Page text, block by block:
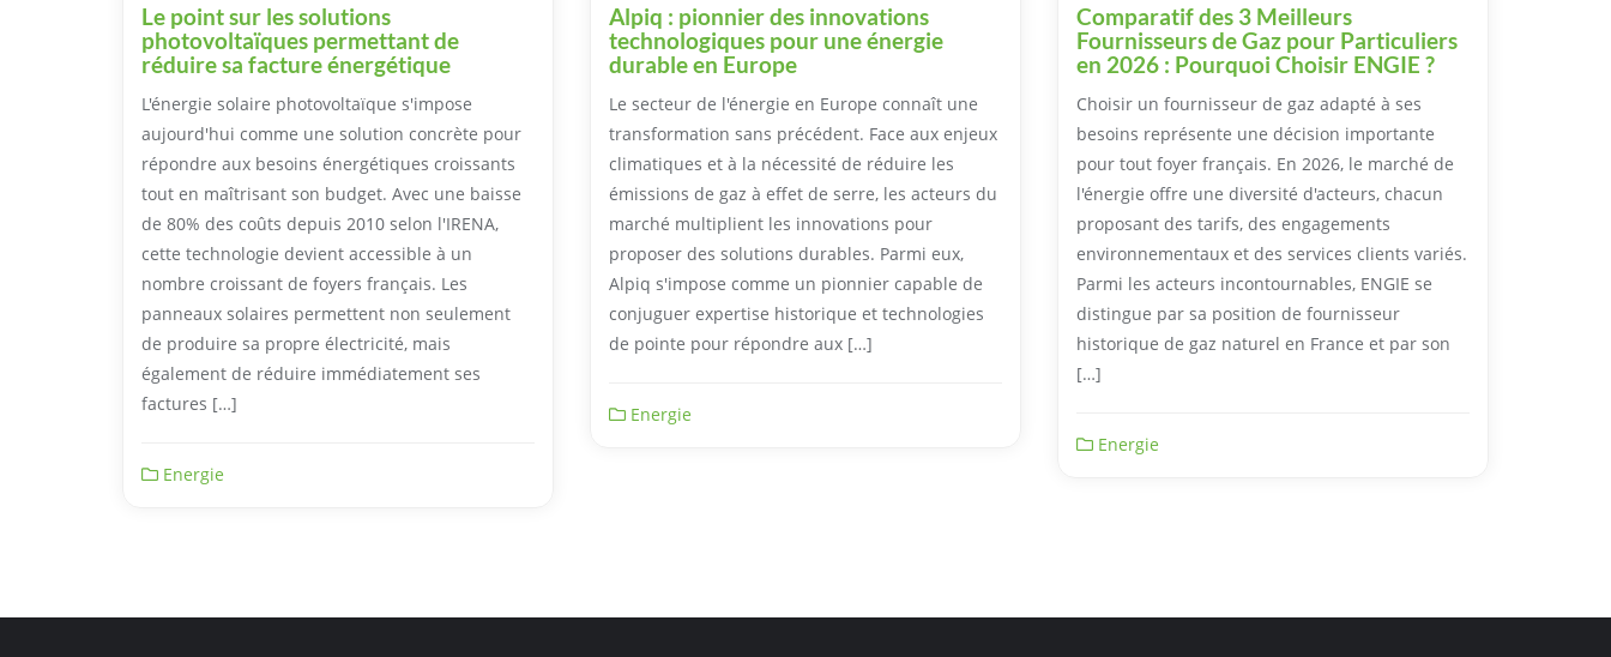
Le point sur les solutions
photovoltaïques permettant de
réduire sa facture énergétique
L'énergie solaire photovoltaïque s'impose
aujourd'hui comme une solution concrète pour
répondre aux besoins énergétiques croissants
tout en maîtrisant son budget. Avec une baisse
de 80% des coûts depuis 2010 selon l'IRENA,
cette technologie devient accessible à un
nombre croissant de foyers français. Les
panneaux solaires permettent non seulement
de produire sa propre électricité, mais
également de réduire immédiatement ses
factures […]
Energie
Alpiq : pionnier des innovations
technologiques pour une énergie
durable en Europe
Le secteur de l'énergie en Europe connaît une
transformation sans précédent. Face aux enjeux
climatiques et à la nécessité de réduire les
émissions de gaz à effet de serre, les acteurs du
marché multiplient les innovations pour
proposer des solutions durables. Parmi eux,
Alpiq s'impose comme un pionnier capable de
conjuguer expertise historique et technologies
de pointe pour répondre aux […]
Energie
Comparatif des 3 Meilleurs
Fournisseurs de Gaz pour Particuliers
en 2026 : Pourquoi Choisir ENGIE ?
Choisir un fournisseur de gaz adapté à ses
besoins représente une décision importante
pour tout foyer français. En 2026, le marché de
l'énergie offre une diversité d'acteurs, chacun
proposant des tarifs, des engagements
environnementaux et des services clients variés.
Parmi les acteurs incontournables, ENGIE se
distingue par sa position de fournisseur
historique de gaz naturel en France et par son
[…]
Energie